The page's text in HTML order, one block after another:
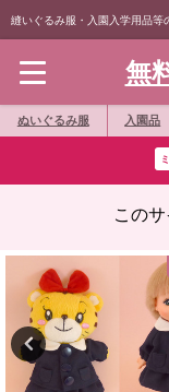
縫いぐるみ服・入園入学用品等
無
ぬいぐるみ服 入園品
この